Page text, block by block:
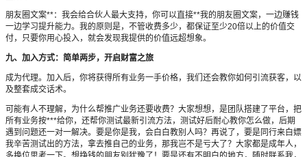
朋友圈文案**：我会给合伙人最大支持，你可以直接**我的朋友圈文案，一边赚钱
一边学习提升能力。我的原则是，不管收费多少，都保证至少20倍以上的价值交
付，只要你用心投入，就会发现我提供的价值远超想象。
九、加入方式：简单两步，开启财富之旅
成为代理。加入后，你将获得所有业务一手价格，我们还会教你如何引流获客，以
及整套成交话术。
可能有人不理解，为什么帮推广业务还要收费？大家想想，是团队搭建了平台，把
所有业务按***给你，还帮你测试最新引流方法，测试好后耐心教你怎么做，后期
遇到问题还一对一解决。要是你是我，会白白教别人吗？再说了，要是同行来白嫖
我辛苦测试出的方法，拿去推自己的业务，那我岂不是亏大了？大家都是成年人，